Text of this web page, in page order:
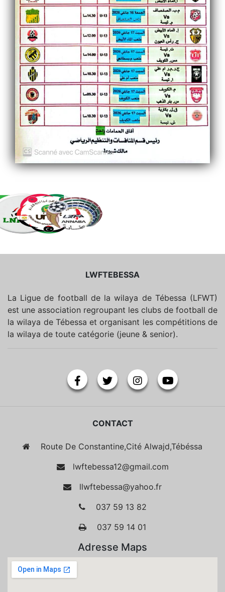
LWFTEBESSA
La Ligue de football de la wilaya de Tébessa (LFWT)
est une association regroupant les clubs de football de
la wilaya de Tébessa et organisant les compétitions de
la wilaya de toute catégorie (jeune & senior).
CONTACT
Route De Constantine,Cité Alwajd,Tébéssa
lwftebessa12@gmail.com
llwftebessa@yahoo.fr
037 59 13 82
037 59 14 01
Adresse Maps